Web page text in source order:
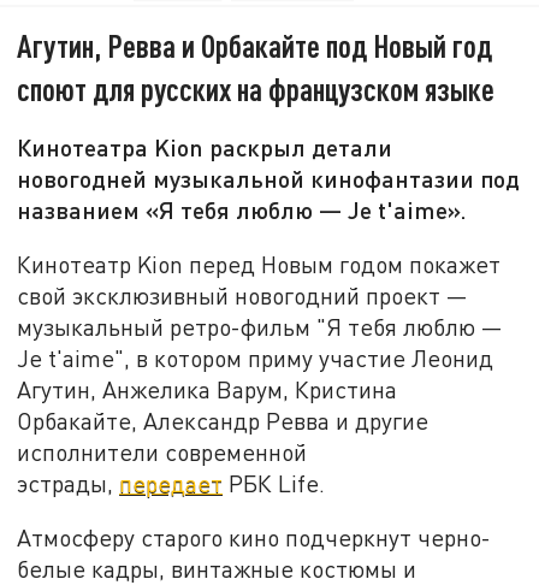
Агутин, Ревва и Орбакайте под Новый год
споют для русских на французском языке
Кинотеатра Kion раскрыл детали
новогодней музыкальной кинофантазии под
названием «Я тебя люблю — Je t'aime».
Кинотеатр Kion перед Новым годом покажет
свой эксклюзивный новогодний проект —
музыкальный ретро-фильм "Я тебя люблю —
Je t'aime", в котором приму участие Леонид
Агутин, Анжелика Варум, Кристина
Орбакайте, Александр Ревва и другие
исполнители современной
эстрады, передает РБК Life.
Атмосферу старого кино подчеркнут черно-
белые кадры, винтажные костюмы и